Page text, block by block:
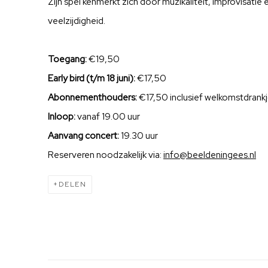
veelzijdigheid.
Toegang:€19,50
Early bird (t/m 18 juni):€17,50
Abonnementhouders:€17,50 inclusief
Inloop:vanaf 19.00 uur
Aanvang concert:19.30 uur
Reserveren noodzakelijk via: info@beeldeningees.nl
DELEN